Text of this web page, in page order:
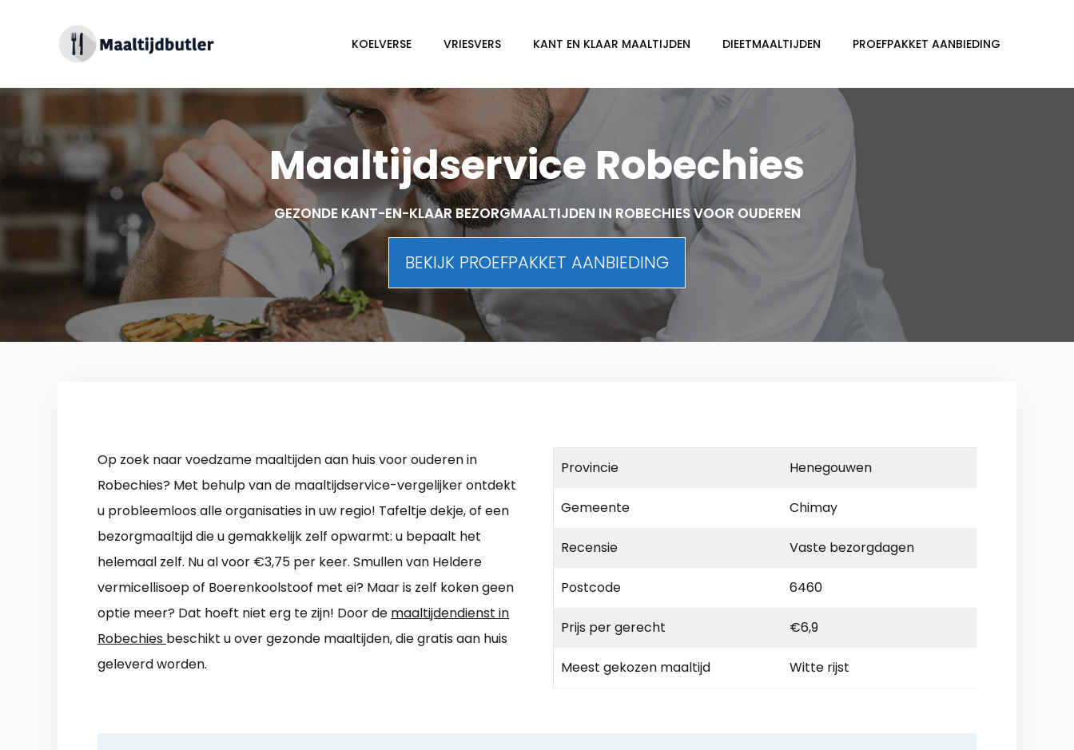
KOELVERSE VRIESVERS KANT EN KLAAR MAALTIJDEN DIEETMAALTIJDEN PROEFPAKKET AANBIEDING
Maaltijdservice Robechies
GEZONDE KANT-EN-KLAAR BEZORGMAALTIJDEN IN ROBECHIES VOOR OUDEREN
BEKIJK PROEFPAKKET AANBIEDING
Op zoek naar voedzame maaltijden aan huis voor ouderen in
Robechies? Met behulp van de maaltijdservice-vergelijker ontdekt
u probleemloos alle organisaties in uw regio! Tafeltje dekje, of een
bezorgmaaltijd die u gemakkelijk zelf opwarmt: u bepaalt het
helemaal zelf. Nu al voor €3,75 per keer. Smullen van Heldere
vermicellisoep of Boe­ren­kool­stoof met ei? Maar is zelf koken geen
optie meer? Dat hoeft niet erg te zijn! Door de maaltijdendienst in
Robechies beschikt u over gezonde maaltijden, die gratis aan huis
geleverd worden.
Provincie Henegouwen
Gemeente Chimay
Recensie Vaste bezorgdagen
Postcode 6460
Prijs per gerecht €6,9
Meest gekozen maaltijd Witte rijst